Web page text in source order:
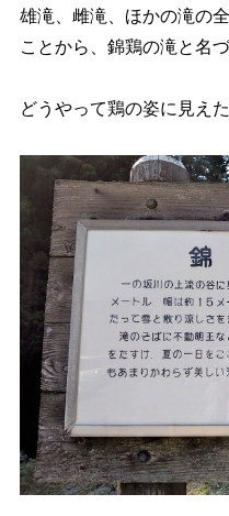
雄滝、雌滝、ほかの滝の
ことから、錦鶏の滝と名
どうやって鶏の姿に見え